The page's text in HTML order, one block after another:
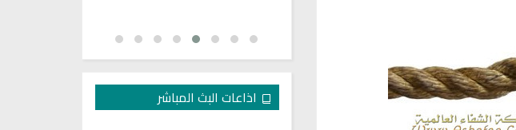
اذاعات البث المباشر